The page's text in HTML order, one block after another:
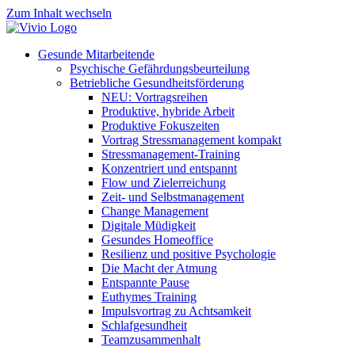
Zum Inhalt wechseln
Gesunde Mitarbeitende
Psychische Gefährdungsbeurteilung
Betriebliche Gesundheitsförderung
NEU: Vortragsreihen
Produktive, hybride Arbeit
Produktive Fokuszeiten
Vortrag Stressmanagement kompakt
Stressmanagement-Training
Konzentriert und entspannt
Flow und Zielerreichung
Zeit- und Selbstmanagement
Change Management
Digitale Müdigkeit
Gesundes Homeoffice
Resilienz und positive Psychologie
Die Macht der Atmung
Entspannte Pause
Euthymes Training
Impulsvortrag zu Achtsamkeit
Schlafgesundheit
Teamzusammenhalt